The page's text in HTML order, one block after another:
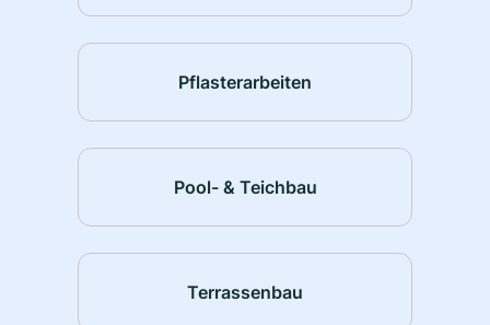
Pflasterarbeiten
Pool- & Teichbau
Terrassenbau